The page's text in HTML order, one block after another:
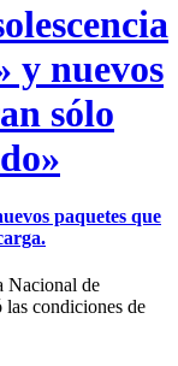
y nuevos
sólo
paquetes que
Nacional de
condiciones de